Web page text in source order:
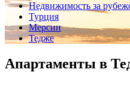
Недвижимость за
Турция
Мерсин
Тедже
Апартаменты в